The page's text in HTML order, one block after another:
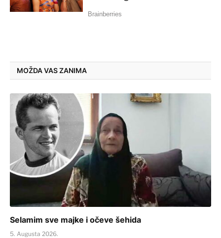
MOŽDA VAS ZANIMA
Selamim sve majke i očeve šehida
5. Augusta 2026.